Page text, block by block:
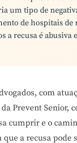
um tipo de
de hospitais
a recusa é
com
Prevent Senior,
cumprir e o
a recusa pode